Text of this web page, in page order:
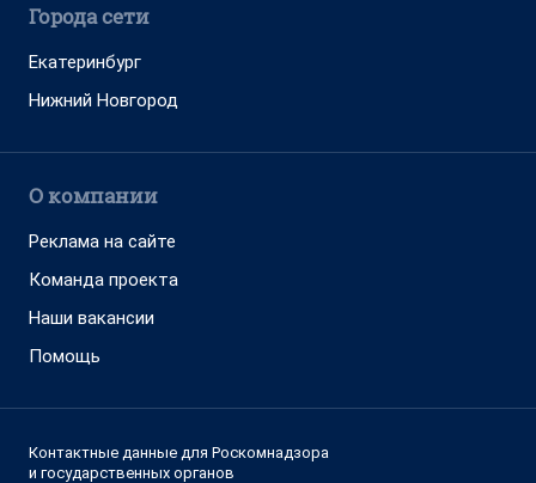
Города сети
Екатеринбург
Нижний Новгород
О компании
Реклама на сайте
Команда проекта
Наши вакансии
Помощь
Контактные данные для Роскомнадзора
и государственных органов